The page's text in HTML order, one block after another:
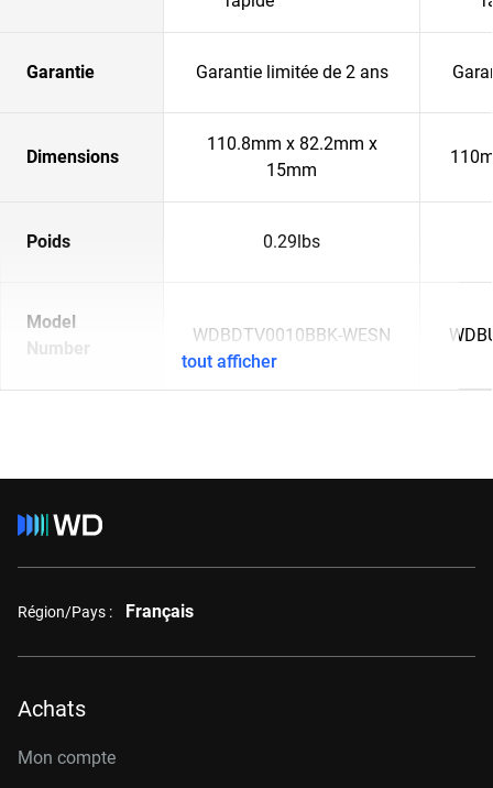
Garantie Garantie limitée de 2 ans
Dimensions
110.8mm x 82.2mm x
15mm
Poids 0.29lbs
Model
Number
WDBDTV0010BBK-WESN
tout afficher
Région/Pays : Français
Achats
Mon compte